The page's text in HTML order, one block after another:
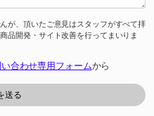
が、頂いたご意見はスタッフがすべて拝
品開発・サイト改善を行ってまいりま
合わせ専用フォームから